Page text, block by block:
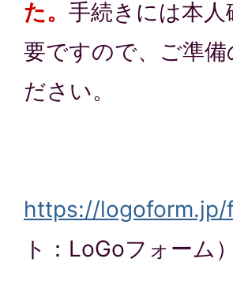
た。 手続きには本
要ですので、ご準
ださい。
https://logoform.jp/
ト：LoGoフォーム）